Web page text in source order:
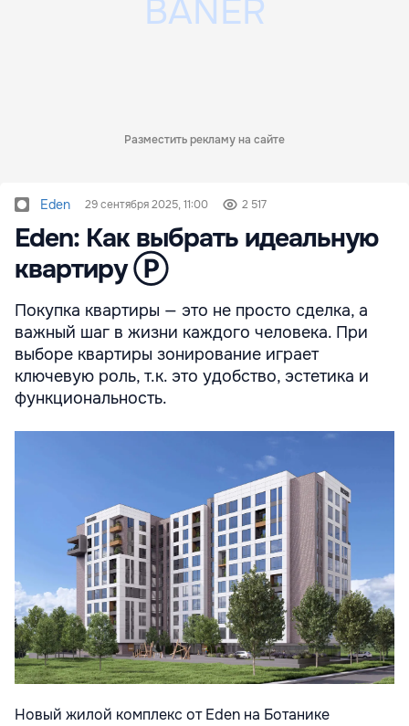
Разместить рекламу на сайте
Eden 29 сентября 2025, 11:00 2 517
Eden: Как выбрать идеальную
квартиру Ⓟ
Покупка квартиры — это не просто сделка, а
важный шаг в жизни каждого человека. При
выборе квартиры зонирование играет
ключевую роль, т.к. это удобство, эстетика и
функциональность.
Новый жилой комплекс от Eden на Ботанике